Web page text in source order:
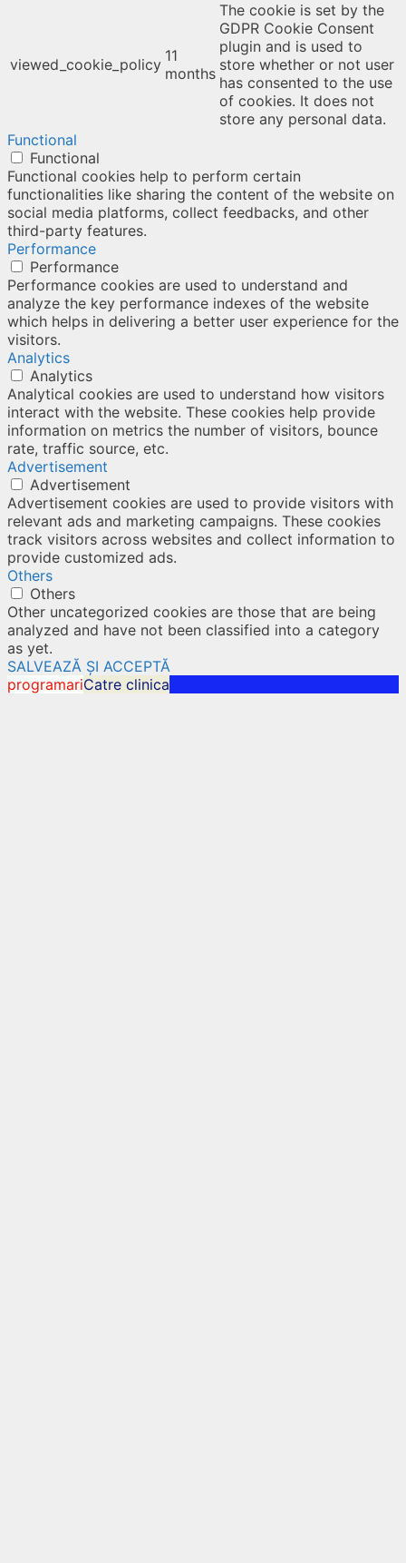
viewed_cookie_policy 11
months
The cookie is set by the
GDPR Cookie Consent
plugin and is used to
store whether or not user
has consented to the use
of cookies. It does not
store any personal data.
Functional
Functional
Functional cookies help to perform certain
functionalities like sharing the content of the website on
social media platforms, collect feedbacks, and other
third-party features.
Performance
Performance
Performance cookies are used to understand and
analyze the key performance indexes of the website
which helps in delivering a better user experience for the
visitors.
Analytics
Analytics
Analytical cookies are used to understand how visitors
interact with the website. These cookies help provide
information on metrics the number of visitors, bounce
rate, traffic source, etc.
Advertisement
Advertisement
Advertisement cookies are used to provide visitors with
relevant ads and marketing campaigns. These cookies
track visitors across websites and collect information to
provide customized ads.
Others
Others
Other uncategorized cookies are those that are being
analyzed and have not been classified into a category
as yet.
SALVEAZĂ ȘI ACCEPTĂ
programariCatre clinica